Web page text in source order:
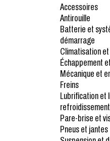
Accessoires
Antirouille
Batterie et
démarrage
Climatisation
Échappement
Mécanique et
Freins
Lubrification et
refroidissement
Pare-brise et
Pneus et jantes